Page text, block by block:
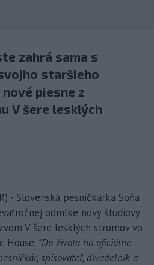
zahrá sama s
staršieho
piesne z
V šere lesklých
- Slovenská pesničkárka Soňa
odmlke nový štúdiový
V šere lesklých stromov vo
House. "Do života ho oficiálne
spisovateľ, divadelník a